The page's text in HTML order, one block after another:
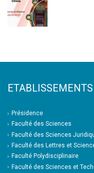
ETABLISSEMENTS
Présidence
Faculté des Sciences
Faculté des Sciences
Faculté des Lettres et
Faculté Polydisciplinaire
Faculté des Sciences et